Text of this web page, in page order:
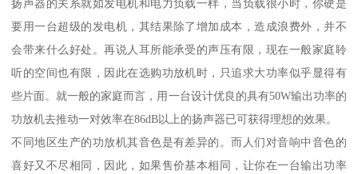
扬声器的关系就如发电机和电力负载一样，当负载很小时，你硬是
要用一台超级的发电机，其结果除了增加成本，造成浪费外，并不
会带来什么好处。再说人耳所能承受的声压有限，现在一般家庭聆
听的空间也有限，因此在选购功放机时，只追求大功率似乎显得有
些片面。就一般的家庭而言，用一台设计优良的具有50W输出功率的
功放机去推动一对效率在86dB以上的扬声器已可获得理想的效果。
不同地区生产的功放机其音色是有差异的。而人们对音响中音色的
喜好又不尽相同，因此，如果售价基本相同，让你在一台输出功率